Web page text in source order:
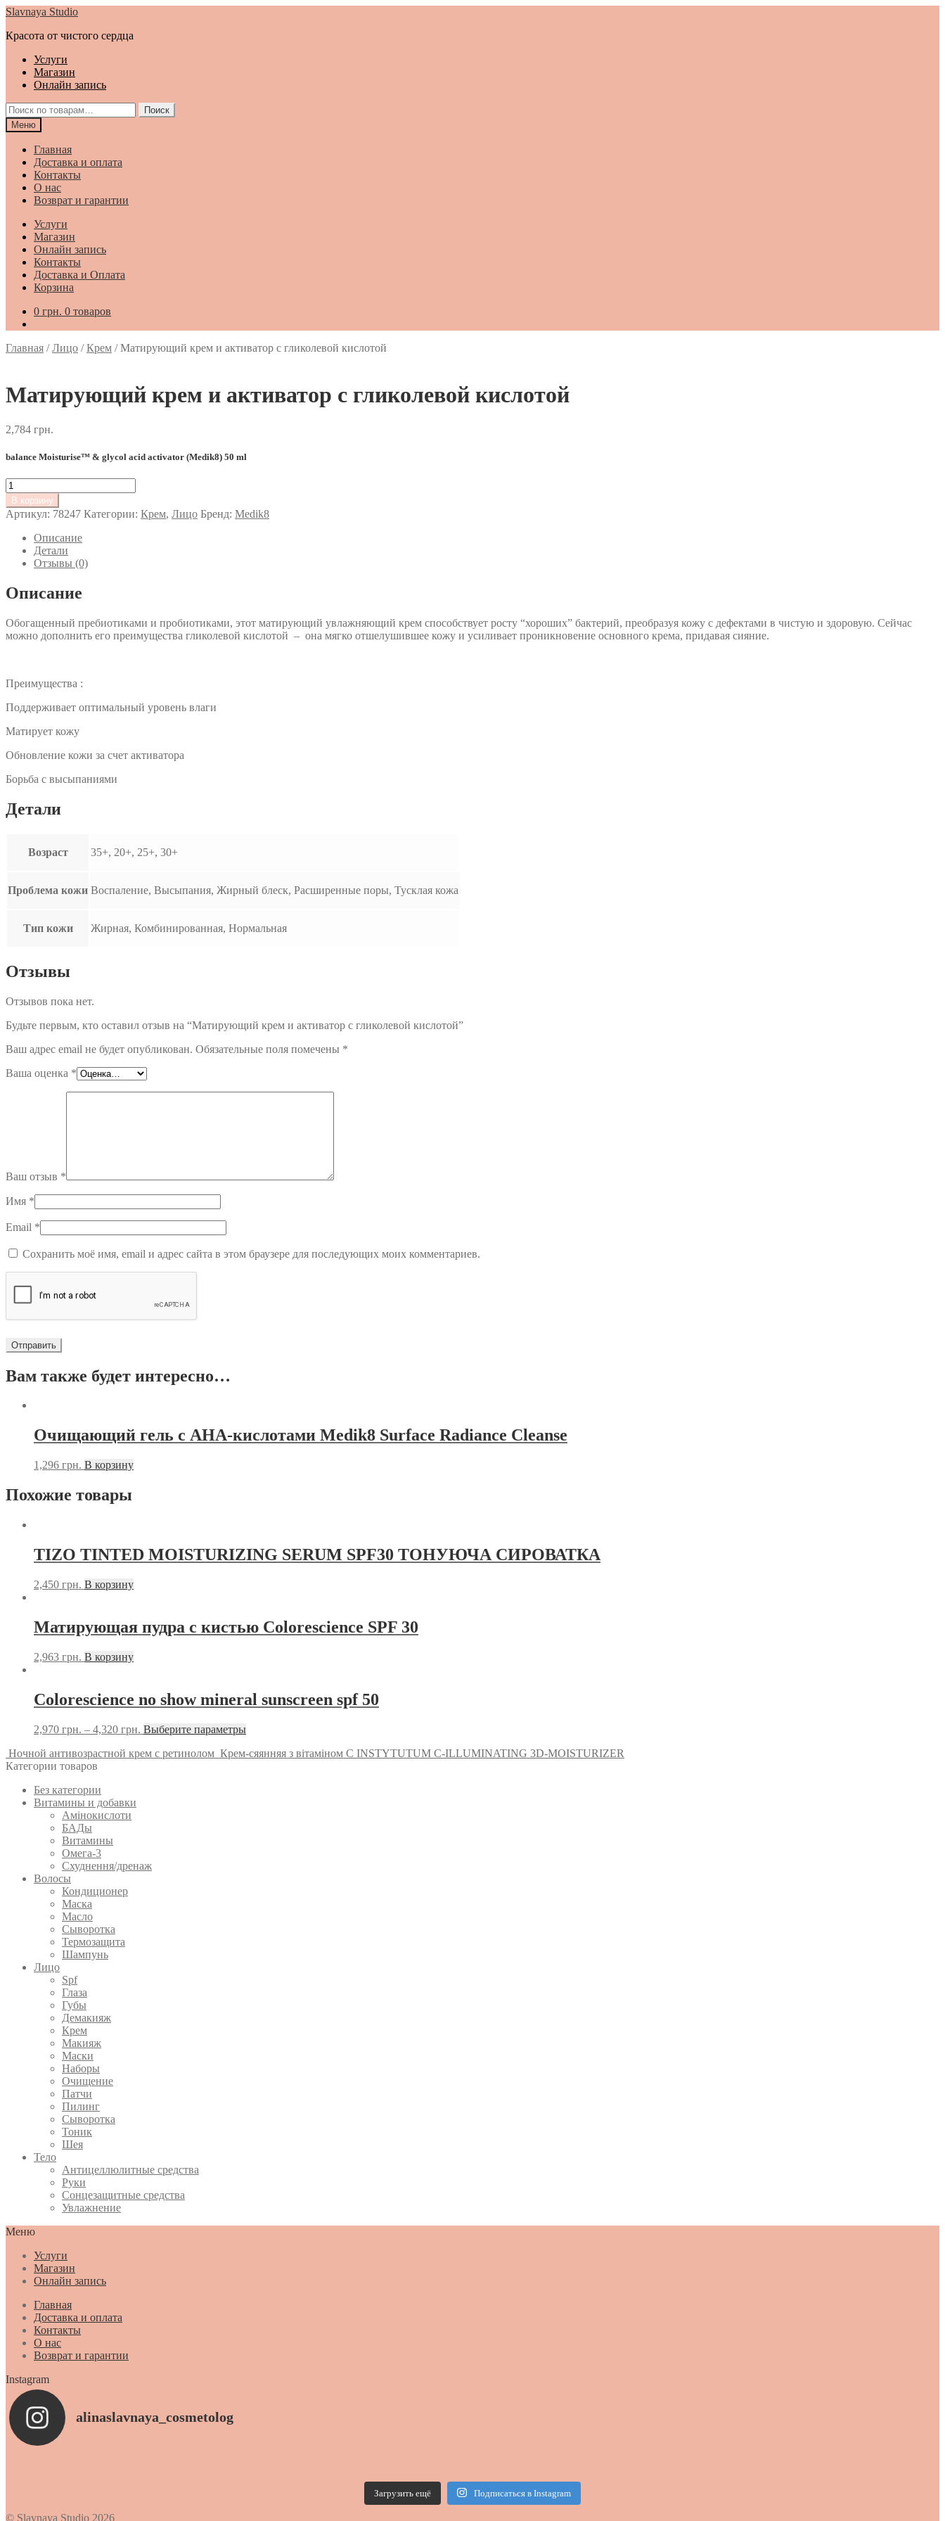
Перейти
навигации
Перейти
содержимому
Slavnaya Studio
Красота от чистого сердца
Услуги
Магазин
Онлайн запись
Искать:
Поиск
Меню
Главная
Доставка и оплата
Контакты
О нас
Возврат и гарантии
Услуги
Магазин
Онлайн запись
Контакты
Доставка и Оплата
Корзина
0 грн. 0 товаров
Главная /Лицо /Крем /Матирующий крем и активатор с гликолевой кислотой
Матирующий крем и активатор с гликолевой кислотой
2,784 грн.
balance Moisturise™ & glycol acid activator (Medik8) 50 ml
Количество
товара
Матирующий
крем
активатор
гликолевой
кислотой
В корзину
Артикул: 78247 Категории: Крем, Лицо Бренд: Medik8
Описание
Детали
Отзывы (0)
Описание
Обогащенный пребиотиками и пробиотиками, этот матирующий увлажняющий крем способствует росту “хороших” бактерий, преобразуя кожу с дефектами в чистую и здоровую. Сейчас
можно дополнить его преимущества гликолевой кислотой – она мягко отшелушившее кожу и усиливает проникновение основного крема, придавая сияние.
Преимущества :
Поддерживает оптимальный уровень влаги
Матирует кожу
Обновление кожи за счет активатора
Борьба с высыпаниями
Детали
Возраст 35+, 20+, 25+, 30+
Проблема кожи Воспаление, Высыпания, Жирный блеск, Расширенные поры, Тусклая кожа
Тип кожи Жирная, Комбинированная, Нормальная
Отзывы
Отзывов пока нет.
Будьте первым, кто оставил отзыв на “Матирующий крем и активатор с гликолевой кислотой”
Ваш адрес email не будет опубликован. Обязательные поля помечены *
Ваша оценка *
Ваш отзыв *
Имя *
Email *
Сохранить моё имя, email и адрес сайта в этом браузере для последующих моих комментариев.
Вам также будет интересно…
Очищающий гель с АНА-кислотами Medik8 Surface Radiance Cleanse
1,296 грн. В корзину
Похожие товары
TIZO TINTED MOISTURIZING SERUM SPF30 ТОНУЮЧА СИРОВАТКА
2,450 грн. В корзину
Матирующая пудра с кистью Colorescience SPF 30
2,963 грн. В корзину
Colorescience no show mineral sunscreen spf 50
2,970 грн. – 4,320 грн. Выберите параметры
Ночной антивозрастной крем с ретинолом Крем-сяянняя з вітаміном С INSTYTUTUM C-ILLUMINATING 3D-MOISTURIZER
Категории товаров
Без категории
Витамины и добавки
Амінокислоти
БАДы
Витамины
Омега-3
Схуднення/дренаж
Волосы
Кондиционер
Маска
Масло
Сыворотка
Термозащита
Шампунь
Лицо
Spf
Глаза
Губы
Демакияж
Крем
Макияж
Маски
Наборы
Очищение
Патчи
Пилинг
Сыворотка
Тоник
Шея
Тело
Антицеллюлитные средства
Руки
Сонцезащитные средства
Увлажнение
Меню
Услуги
Магазин
Онлайн запись
Главная
Доставка и оплата
Контакты
О нас
Возврат и гарантии
Instagram
alinaslavnaya_cosmetolog
Загрузить ещё Подписаться в Instagram
© Slavnaya Studio 2026